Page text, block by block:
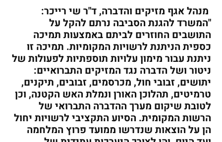
מנהל אגף מזיקים והדברה, ד"ר שי רייכר:
"המשרד להגנת הסביבה נרתם להקל על
התושבים החוזרים לביתם באמצעות תמיכה
כספית הניתנת לרשויות המקומיות. תמיכה זו
ניתנת עבור מימון עלויות תוספתיות לפעולות של
ניטור ושל הדברה נגד המזיקים התברואיים:
יתושים, זבובי חול, מכרסמים, זבובים, תיקנים,
טרמיטים, תהלוכן האורן ונמלת האש הקטנה, וכן
לטובת שיקום מערך ההדברה התברואי של
הרשות המקומית. הסיוע התקציבי לרשויות יחול
הן על הוצאות שנדרשו ממועד פרוץ המלחמה